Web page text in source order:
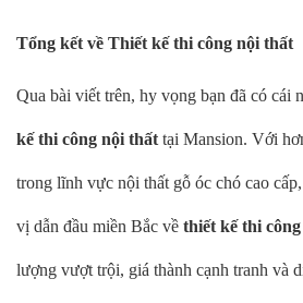
Tổng kết về Thiết kế thi công nội thất
Qua bài viết trên, hy vọng bạn đã có cái
kế thi công nội thất tại Mansion. Với
trong lĩnh vực nội thất gỗ óc chó cao
vị dẫn đầu miền Bắc về thiết kế thi
lượng vượt trội, giá thành cạnh tranh và